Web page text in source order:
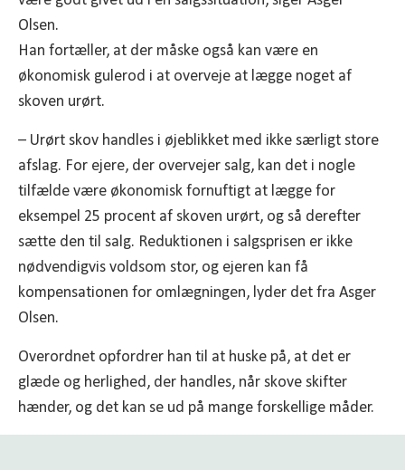
Olsen.
Han fortæller, at der måske også kan være en
økonomisk gulerod i at overveje at lægge noget af
skoven urørt.
– Urørt skov handles i øjeblikket med ikke særligt store
afslag. For ejere, der overvejer salg, kan det i nogle
tilfælde være økonomisk fornuftigt at lægge for
eksempel 25 procent af skoven urørt, og så derefter
sætte den til salg. Reduktionen i salgsprisen er ikke
nødvendigvis voldsom stor, og ejeren kan få
kompensationen for omlægningen, lyder det fra Asger
Olsen.
Overordnet opfordrer han til at huske på, at det er
glæde og herlighed, der handles, når skove skifter
hænder, og det kan se ud på mange forskellige måder.